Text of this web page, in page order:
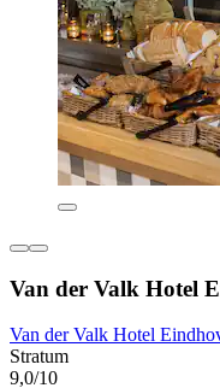
Van der Valk Hotel
Van der Valk Hotel
Stratum
9,0/10